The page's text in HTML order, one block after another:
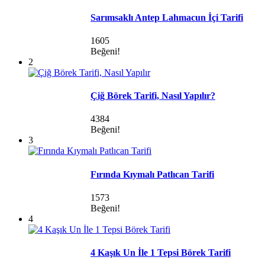
Sarımsaklı Antep Lahmacun İçi Tarifi
1605
Beğeni!
2
Çiğ Börek Tarifi, Nasıl Yapılır?
4384
Beğeni!
3
Fırında Kıymalı Patlıcan Tarifi
1573
Beğeni!
4
4 Kaşık Un İle 1 Tepsi Börek Tarifi